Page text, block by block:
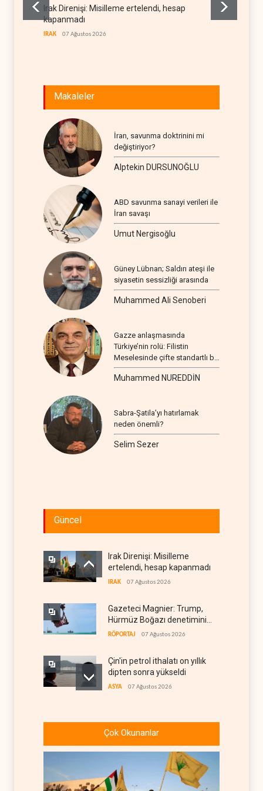
Irak Direnişi: Misilleme ertelendi, hesap
kapanmadı
IRAK 07 Ağustos 2026
Makaleler
İran, savunma doktrinini mi
değiştiriyor?
Alptekin DURSUNOĞLU
ABD savunma sanayi verileri ile
İran savaşı
Umut Nergisoğlu
Güney Lübnan; Saldırı ateşi ile
siyasetin sessizliği arasında
Muhammed Ali Senoberi
Gazze anlaşmasında
Türkiye’nin rolü: Filistin
Meselesinde çifte standartlı bir
seyir
Muhammed NUREDDİN
Sabra-Şatila’yı hatırlamak
neden önemli?
Selim Sezer
Güncel
Irak Direnişi: Misilleme
ertelendi, hesap kapanmadı
IRAK 07 Ağustos 2026
Gazeteci Magnier: Trump,
Hürmüz Boğazı denetimini
doğrudan İran ve Umman'a
RÖPORTAJ 07 Ağustos 2026
Çin'in petrol ithalatı on yıllık
dipten sonra yükseldi
ASYA 07 Ağustos 2026
sonra petrol üretimini rekor
düzeye çıkardı
The Telegraph: Hürmüz
anlaşması, İran’ın savaşı
kazandığını gösteriyor
Çok Okunanlar